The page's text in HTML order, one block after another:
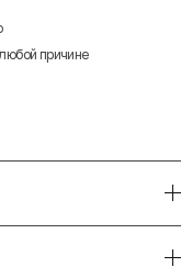
причине